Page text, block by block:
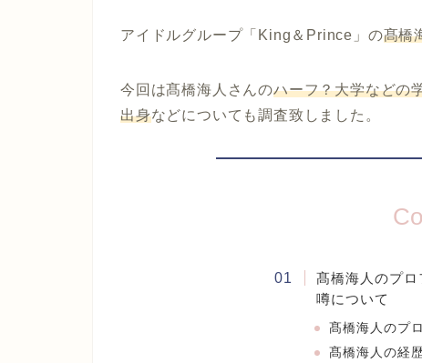
アイドルグループ「King＆Prince」の髙橋
今回は髙橋海人さんのハーフ？大学などの
出身などについても調査致しました。
髙橋海人のプ
噂について
髙橋海人のプ
髙橋海人の経